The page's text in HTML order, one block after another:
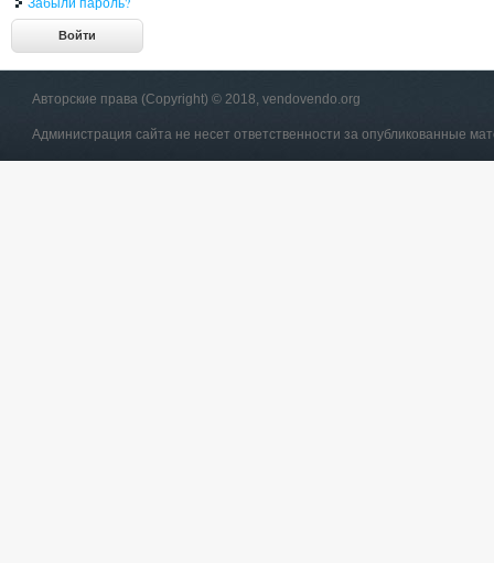
Авторские права (Copyright) © 2018, vendovendo.org
Администрация сайта не несет ответственности за опубликованные